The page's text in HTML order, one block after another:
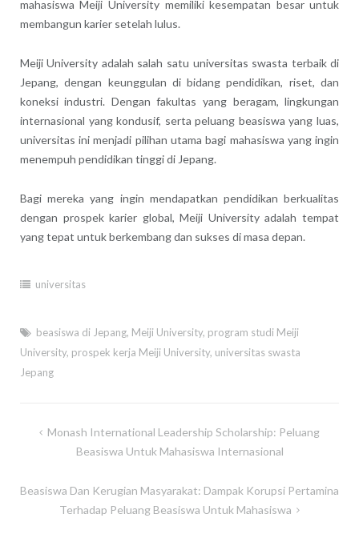
mahasiswa Meiji University memiliki kesempatan besar untuk
membangun karier setelah lulus.
Meiji University adalah salah satu universitas swasta terbaik di
Jepang, dengan keunggulan di bidang pendidikan, riset, dan
koneksi industri. Dengan fakultas yang beragam, lingkungan
internasional yang kondusif, serta peluang beasiswa yang luas,
universitas ini menjadi pilihan utama bagi mahasiswa yang ingin
menempuh pendidikan tinggi di Jepang.
Bagi mereka yang ingin mendapatkan pendidikan berkualitas
dengan prospek karier global, Meiji University adalah tempat
yang tepat untuk berkembang dan sukses di masa depan.
universitas
beasiswa di Jepang, Meiji University, program studi Meiji
University, prospek kerja Meiji University, universitas swasta
Jepang
Post
navigation
Monash International Leadership Scholarship: Peluang
Beasiswa Untuk Mahasiswa Internasional
Beasiswa Dan Kerugian Masyarakat: Dampak Korupsi Pertamina
Terhadap Peluang Beasiswa Untuk Mahasiswa